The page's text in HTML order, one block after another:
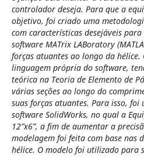
controlador deseja. Para que a
objetivo, foi criado uma
com características desejáveis
software MATrix LABoratory
forças atuantes ao longo da
linguagem própria do software,
teórica na Teoria de Elemento de
várias seções ao longo do
suas forças atuantes. Para isso, foi
software SolidWorks, no qual a
12”x6”, a fim de aumentar a
modelagem foi feita com base nas
hélice. O modelo foi utilizado para